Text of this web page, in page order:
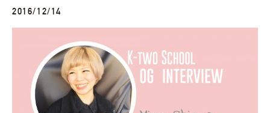
2016/12/14